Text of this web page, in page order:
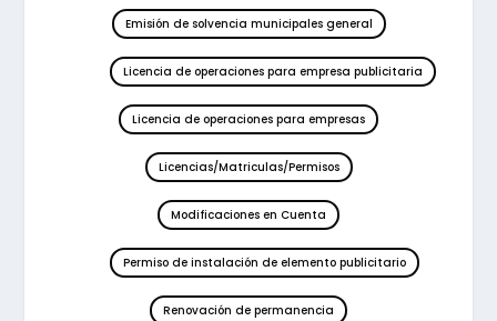
Emisión de solvencia municipales general
Licencia de operaciones para empresa publicitaria
Licencia de operaciones para empresas
Licencias/Matriculas/Permisos
Modificaciones en Cuenta
Permiso de instalación de elemento publicitario
Renovación de permanencia